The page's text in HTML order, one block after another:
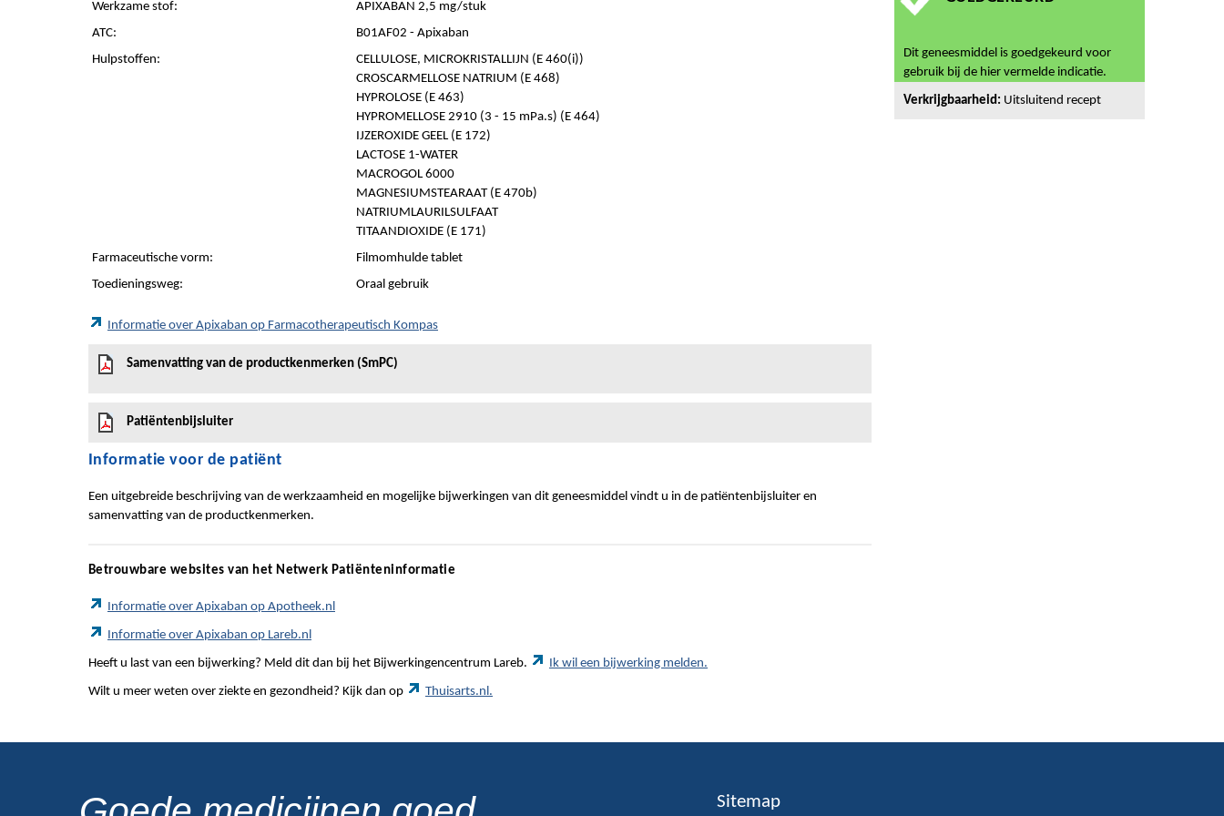
Werkzame stof:
APIXABAN 2,5 mg/stuk
ATC:
B01AF02 - Apixaban
Hulpstoffen:
CELLULOSE, MICROKRISTALLIJN (E 460(i))
CROSCARMELLOSE NATRIUM (E 468)
HYPROLOSE (E 463)
HYPROMELLOSE 2910 (3 - 15 mPa.s) (E 464)
IJZEROXIDE GEEL (E 172)
LACTOSE 1-WATER
MACROGOL 6000
MAGNESIUMSTEARAAT (E 470b)
NATRIUMLAURILSULFAAT
TITAANDIOXIDE (E 171)
Farmaceutische vorm:
Filmomhulde tablet
Toedieningsweg:
Oraal gebruik
Informatie over Apixaban op Farmacotherapeutisch Kompas
Samenvatting van de productkenmerken (SmPC)
Patiëntenbijsluiter
Informatie voor de patiënt
Een uitgebreide beschrijving van de werkzaamheid en mogelijke bijwerkingen van dit geneesmiddel vindt u in de patiëntenbijsluiter en
samenvatting van de productkenmerken.
Betrouwbare websites van het Netwerk Patiënteninformatie
Informatie over Apixaban op Apotheek.nl
Informatie over Apixaban op Lareb.nl
Heeft u last van een bijwerking? Meld dit dan bij het Bijwerkingencentrum Lareb. Ik wil een bijwerking melden.
Wilt u meer weten over ziekte en gezondheid? Kijk dan op Thuisarts.nl.
Dit geneesmiddel is goedgekeurd voor
gebruik bij de hier vermelde indicatie.
Verkrijgbaarheid: Uitsluitend recept
Sitemap